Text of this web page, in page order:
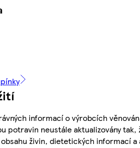
informací o výrobcích
potravin neustále aktualizovány tak,
živin, dietetických informací a